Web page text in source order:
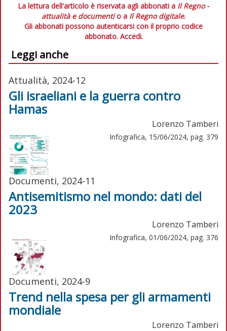
La lettura dell'articolo è riservata agli abbonati a Il Regno -
attualità e documentio a Il Regno digitale.
Gli abbonati possono autenticarsi con il proprio codice
abbonato. Accedi.
Leggi anche
Attualità, 2024-12
Gli israeliani e la guerra contro
Hamas
Lorenzo Tamberi
Infografica, 15/06/2024, pag. 379
Documenti, 2024-11
Antisemitismo nel mondo: dati del
2023
Lorenzo Tamberi
Infografica, 01/06/2024, pag. 376
Documenti, 2024-9
Trend nella spesa per gli armamenti
mondiale
Lorenzo Tamberi